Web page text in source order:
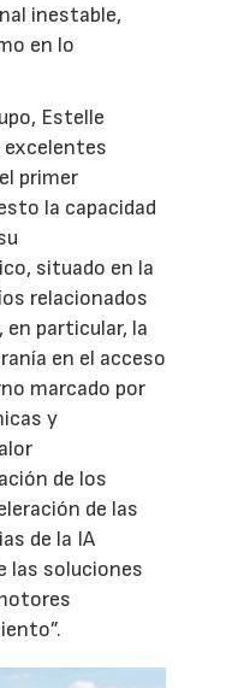
inestable,
en lo
Estelle
excelentes
primer
la capacidad
situado en la
relacionados
en particular, la
en el acceso
marcado por
y
de los
de las
de la IA
las soluciones